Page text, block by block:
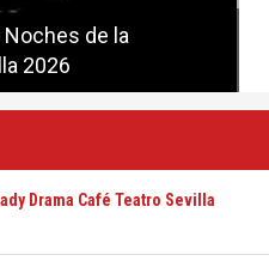
de la
2026
en
Drama Café Teatro Sevilla